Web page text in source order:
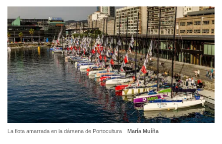
La flota amarrada en la dársena de Portocultura María Muíña